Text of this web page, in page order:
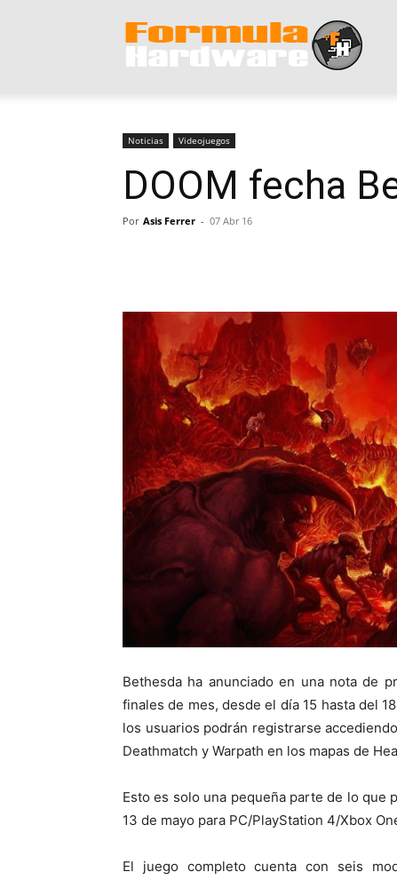
Noticias Videojuegos
DOOM fecha
Por Asis Ferrer - 07 Abr 16
Bethesda ha anunciado en una nota de
finales de mes, desde el día 15 hasta del
los usuarios podrán registrarse
Deathmatch y Warpath en los mapas de
Esto es solo una pequeña parte de lo que
13 de mayo para PC/PlayStation 4/Xbox
El juego completo cuenta con seis